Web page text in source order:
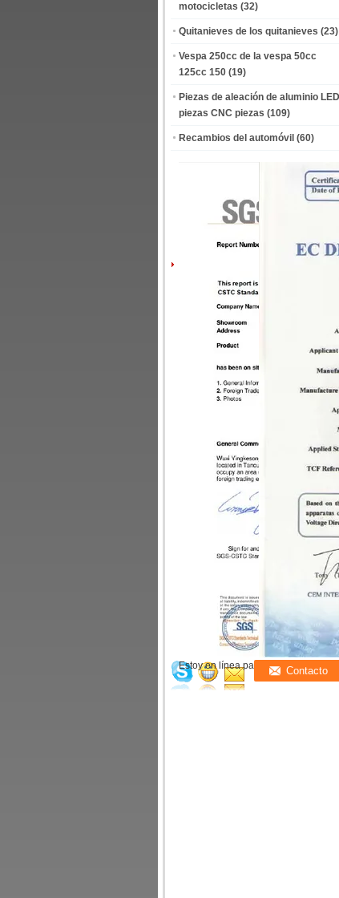
motocicletas (32)
Quitanieves de los quitanieves (23)
Vespa 250cc de la vespa 50cc
125cc 150 (19)
Piezas de aleación de aluminio LED
piezas CNC piezas (109)
Recambios del automóvil (60)
Estoy en línea para chatear ahora